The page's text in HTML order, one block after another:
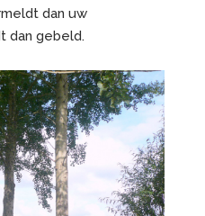
dan uw
dan gebeld.